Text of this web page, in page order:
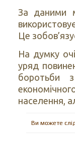
За даними
Це
На думку
уряд
боротьби
населення,
Ви можете